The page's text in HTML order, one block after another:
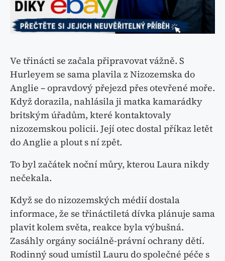
Ve třinácti se začala připravovat vážně. S
Hurleyem se sama plavila z Nizozemska do
Anglie – opravdový přejezd přes otevřené moře.
Když dorazila, nahlásila ji matka kamarádky
britským úřadům, které kontaktovaly
nizozemskou policii. Její otec dostal příkaz letět
do Anglie a plout s ní zpět.
To byl začátek noční můry, kterou Laura nikdy
nečekala.
Když se do nizozemských médií dostala
informace, že se třináctiletá dívka plánuje sama
plavit kolem světa, reakce byla výbušná.
Zasáhly orgány sociálně-právní ochrany dětí.
Rodinný soud umístil Lauru do společné péče s